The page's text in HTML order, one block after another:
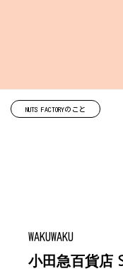
NUTS FACTORYのこと
WAKUWAKU
小田急百貨店